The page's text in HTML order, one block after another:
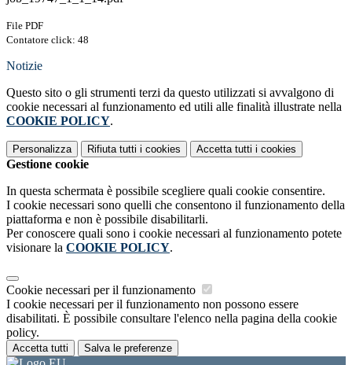
File PDF
Contatore click: 48
Notizie
Questo sito o gli strumenti terzi da questo utilizzati si avvalgono di
cookie necessari al funzionamento ed utili alle finalità illustrate nella
COOKIE POLICY.
Personalizza Rifiuta tutti i cookies Accetta tutti i cookies
Gestione cookie
In questa schermata è possibile scegliere quali cookie consentire.
I cookie necessari sono quelli che consentono il funzionamento della
piattaforma e non è possibile disabilitarli.
Per conoscere quali sono i cookie necessari al funzionamento potete
visionare la COOKIE POLICY.
Cookie necessari per il funzionamento
I cookie necessari per il funzionamento non possono essere
disabilitati. È possibile consultare l'elenco nella pagina della cookie
policy.
Accetta tutti Salva le preferenze